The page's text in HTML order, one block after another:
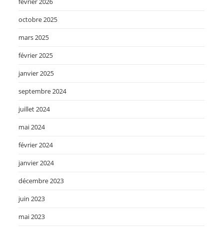
octobre 2025
mars 2025
février 2025
janvier 2025
septembre 2024
juillet 2024
mai 2024
février 2024
janvier 2024
décembre 2023
juin 2023
mai 2023